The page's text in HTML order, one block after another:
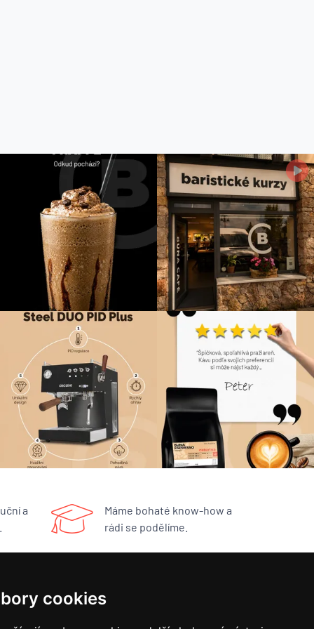
cookies
a
Máme bohaté know-how a
rádi se podělíme.
RYCHLÝ KONTAKT